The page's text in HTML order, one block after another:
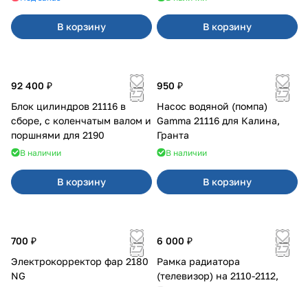
В корзину В корзину
92 400 ₽
Блок цилиндров 21116 в
сборе, с коленчатым валом и
поршнями для 2190
В наличии
В корзину
950 ₽
Насос водяной (помпа)
Gamma 21116 для Калина,
Гранта
В наличии
В корзину
700 ₽
Электрокорректор фар 2180
NG
6 000 ₽
Рамка радиатора
(телевизор) на 2110-2112,